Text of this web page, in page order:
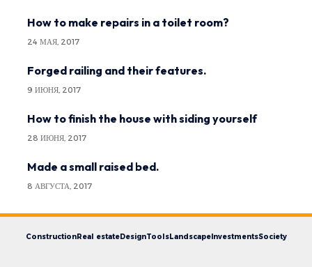
How to make repairs in a toilet room?
24 МАЯ, 2017
Forged railing and their features.
9 ИЮНЯ, 2017
How to finish the house with siding yourself
28 ИЮНЯ, 2017
Made a small raised bed.
8 АВГУСТА, 2017
ConstructionReal estateDesignToolsLandscapeInvestmentsSociety